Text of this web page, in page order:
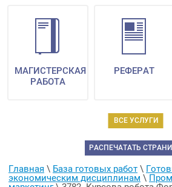
ВСЕ УСЛУГИ
МАГИСТЕРСКАЯ
РАБОТА
РЕФЕРАТ
РАСПЕЧАТАТЬ
Главная \ База готовых работ \
экономическим дисциплинам \